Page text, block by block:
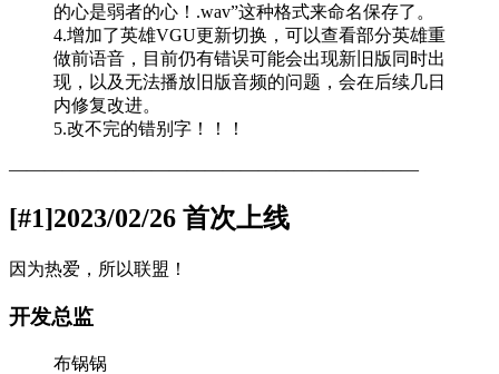
的心是弱者的心！.wav”这种格式来命名保存了。
4.增加了英雄VGU更新切换，可以查看部分英雄重
做前语音，目前仍有错误可能会出现新旧版同时出
现，以及无法播放旧版音频的问题，会在后续几日
内修复改进。
5.改不完的错别字！！！
———————————————————————
[#1]2023/02/26 首次上线
因为热爱，所以联盟！
开发总监
布锅锅